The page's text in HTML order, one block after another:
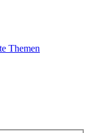
Themen